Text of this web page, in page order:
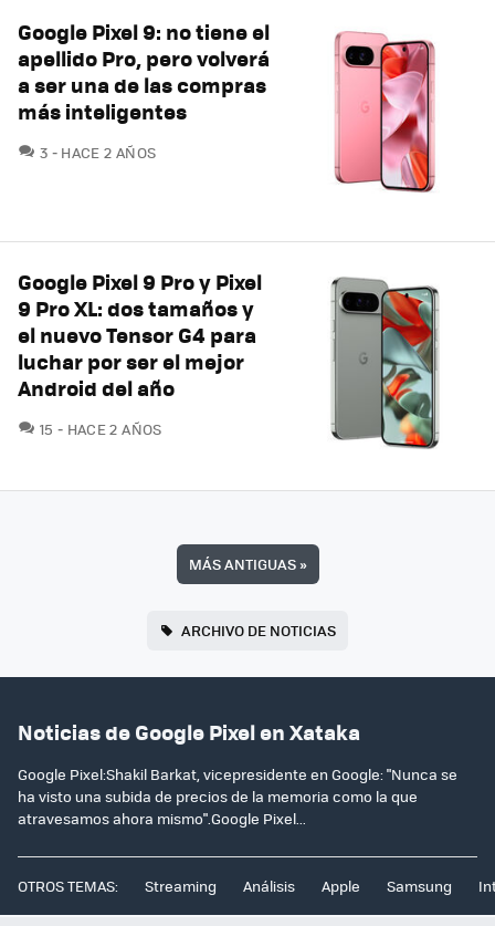
Google Pixel 9: no tiene el
apellido Pro, pero volverá
a ser una de las compras
más inteligentes
3 COMENTARIOS
HACE 2 AÑOS
Google Pixel 9 Pro y Pixel
9 Pro XL: dos tamaños y
el nuevo Tensor G4 para
luchar por ser el mejor
Android del año
15 COMENTARIOS
HACE 2 AÑOS
MÁS ANTIGUAS»
ARCHIVO DE NOTICIAS
Noticias de Google Pixel en Xataka
Google Pixel:Shakil Barkat, vicepresidente en Google: "Nunca se
ha visto una subida de precios de la memoria como la que
atravesamos ahora mismo".Google Pixel...
OTROS TEMAS: Streaming Análisis Apple Samsung